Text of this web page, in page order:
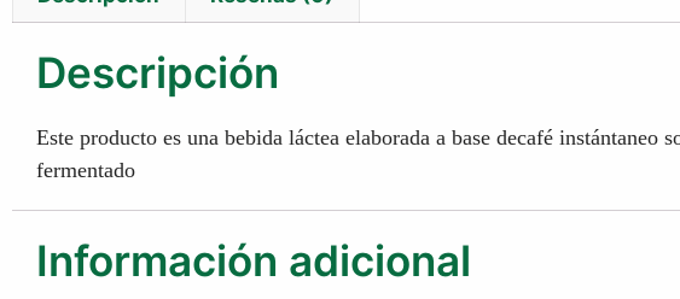
Descripción
Este producto es una bebida láctea elaborada a base decafé
fermentado
Información adicional